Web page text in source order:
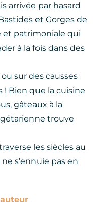
arrivée par hasard
et Gorges de
et patrimoniale qui
à la fois dans des
sur des causses
! Bien que la cuisine
gâteaux à la
trouve
les siècles au
s'ennuie pas en